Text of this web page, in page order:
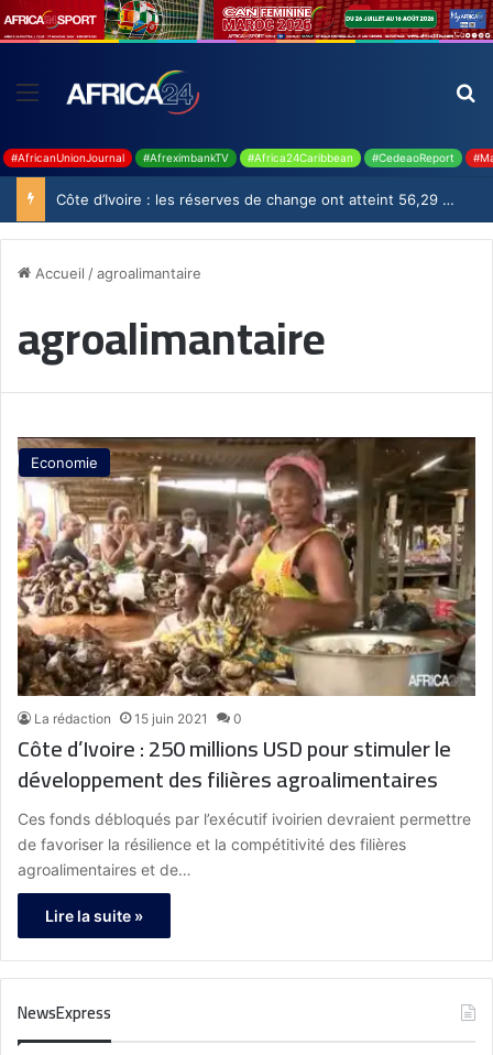
#AfricanUnionJournal #AfreximbankTV #Africa24Caribbean #CedeaoReport
Côte d’Ivoire : les réserves de change ont atteint 56,29 milliards USD en juillet
Accueil /agroalimantaire
agroalimantaire
Economie
La rédaction 15 juin 2021 0
Côte d’Ivoire : 250 millions USD pour stimuler le
développement des filières agroalimentaires
Ces fonds débloqués par l’exécutif ivoirien devraient permettre
de favoriser la résilience et la compétitivité des filières
agroalimentaires et de…
Lire la suite »
NewsExpress